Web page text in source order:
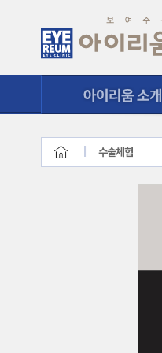
시력교정클리닉
수술체험